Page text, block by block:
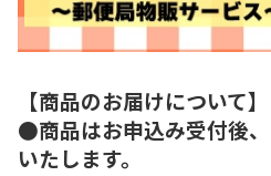
【商品のお届けについて】
●商品はお申込み受付後
いたします。